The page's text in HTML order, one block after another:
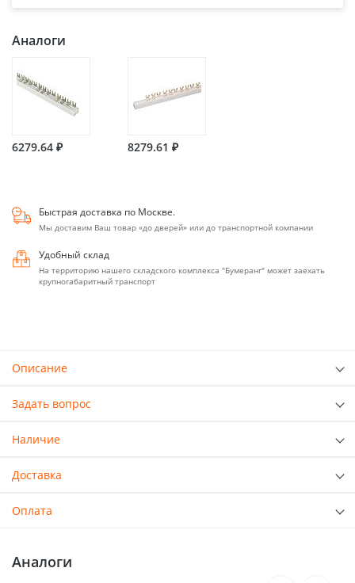
Аналоги
6279.64 ₽ 8279.61 ₽
Быстрая доставка по Москве.
Мы доставим Ваш товар «до дверей» или до транспортной компании
Удобный склад
На территорию нашего складского комплекса "Бумеранг" может заехать
крупногабаритный транспорт
Описание
Задать вопрос
Наличие
Доставка
Оплата
Аналоги